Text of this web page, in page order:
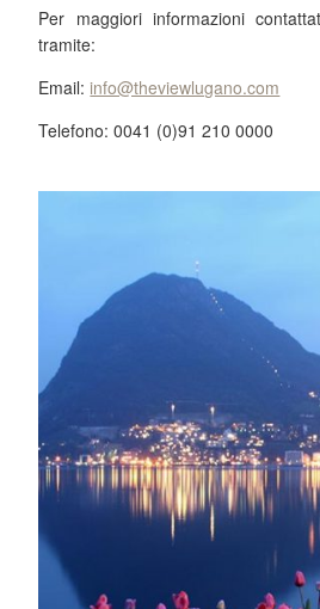
Per maggiori informazioni
tramite:
Email: info@theviewlugano.com
Telefono: 0041 (0)91 210 0000